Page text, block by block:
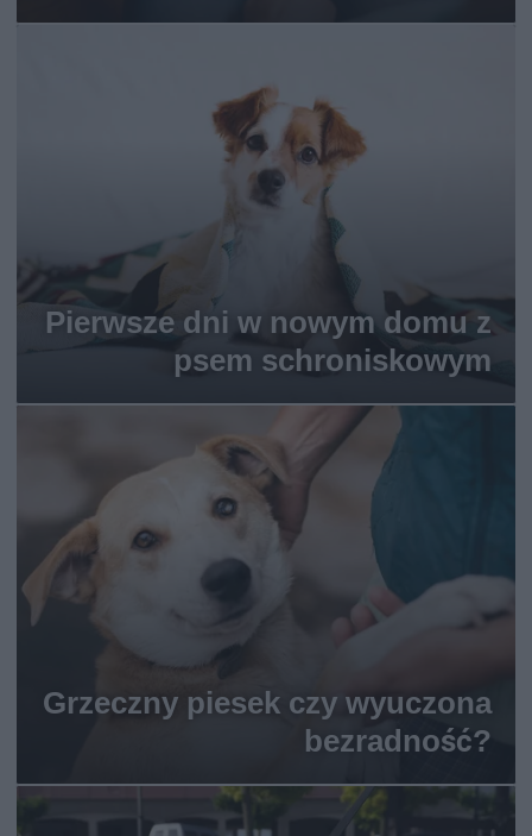
Pierwsze dni w nowym domu z
psem schroniskowym
Grzeczny piesek czy wyuczona
bezradność?